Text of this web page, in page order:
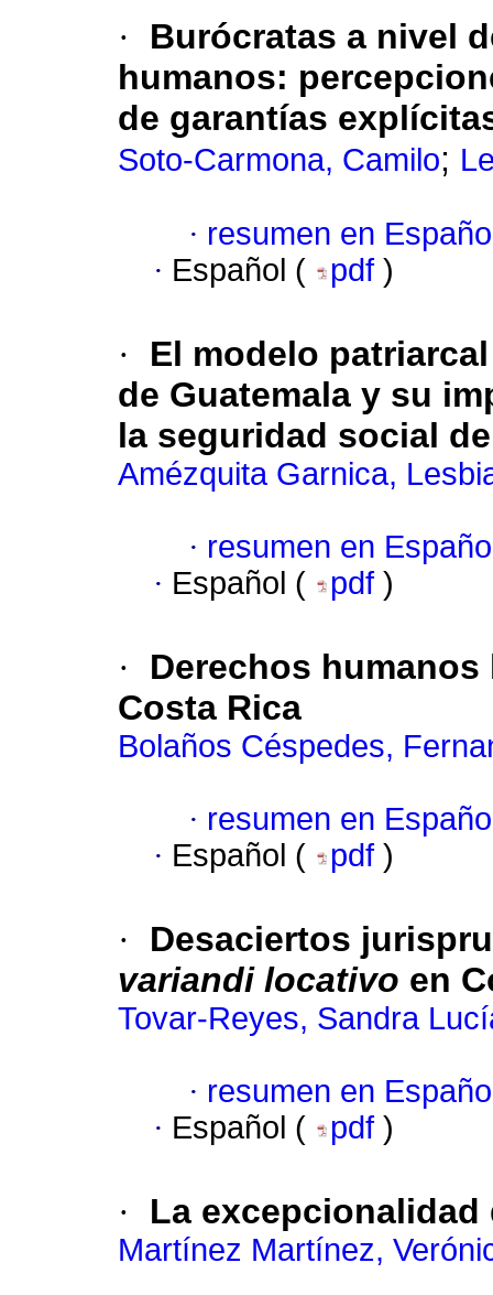
·
Burócratas a nivel
humanos:
de garantías
Soto-Carmona, Camilo;
· resumen en
· Español ( pdf )
·
El modelo
de Guatemala y su
la seguridad social
Amézquita Garnica,
· resumen en
· Español ( pdf )
·
Derechos
Costa Rica
Bolaños Céspedes,
· resumen en
· Español ( pdf )
·
Desaciertos
variandi locativo en
Tovar-Reyes, Sandra
· resumen en
· Español ( pdf )
· La
Martínez Martínez,